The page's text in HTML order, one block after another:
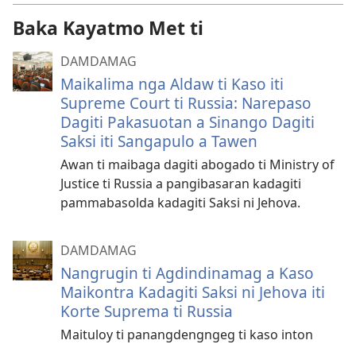
Baka Kayatmo Met ti
DAMDAMAG
Maikalima nga Aldaw ti Kaso iti
Supreme Court ti Russia: Narepaso
Dagiti Pakasuotan a Sinango Dagiti
Saksi iti Sangapulo a Tawen
Awan ti maibaga dagiti abogado ti Ministry of
Justice ti Russia a pangibasaran kadagiti
pammabasolda kadagiti Saksi ni Jehova.
DAMDAMAG
Nangrugin ti Agdindinamag a Kaso
Maikontra Kadagiti Saksi ni Jehova iti
Korte Suprema ti Russia
Maituloy ti panangdengngeg ti kaso inton